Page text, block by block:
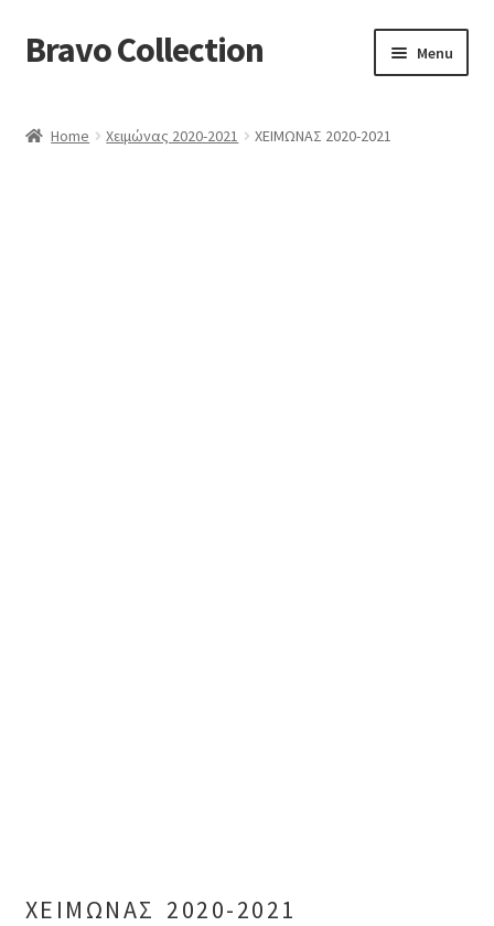
Skip
to
Skip
to
Bravo Collection Menu
COLLECTIONS
Home Χειμώνας 2020-2021 ΧΕΙΜΩΝΑΣ 2020-2021
ΧΕΙΜΩΝΑΣ 2020-2021